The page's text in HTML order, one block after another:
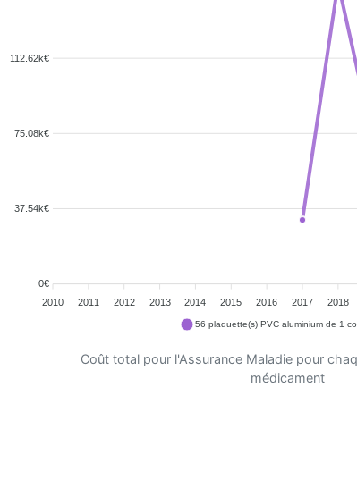
112.62k€
75.08k€
37.54k€
0€
2010
2011 2012 2013 2014 2015 2016 2017 2018
56 plaquette(s) PVC aluminium de 1
Coût total pour l'Assurance Maladie pour
médicament